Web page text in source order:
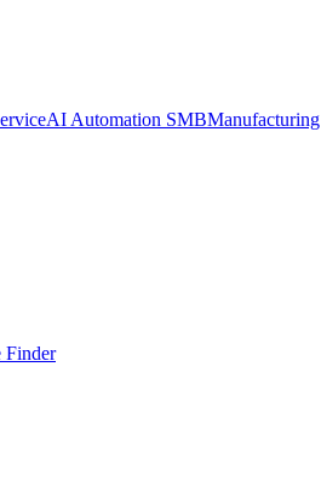
AI Automation SMBManufacturing
Finder